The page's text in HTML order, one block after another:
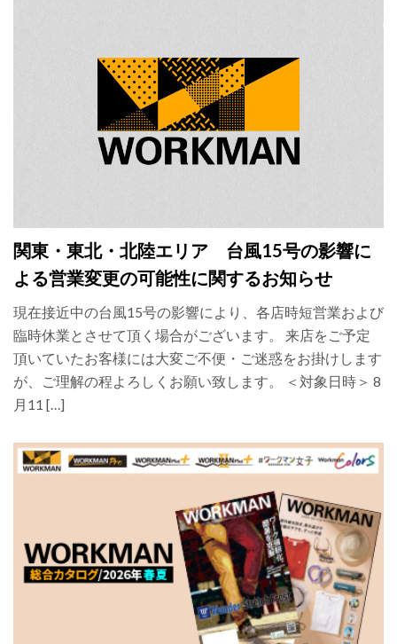
関東・東北・北陸エリア 台風15号の影響に
よる営業変更の可能性に関するお知らせ
現在接近中の台風15号の影響により、各店時短営業および
臨時休業とさせて頂く場合がございます。 来店をご予定
頂いていたお客様には大変ご不便・ご迷惑をお掛けします
が、ご理解の程よろしくお願い致します。 ＜対象日時＞ 8
月11 […]